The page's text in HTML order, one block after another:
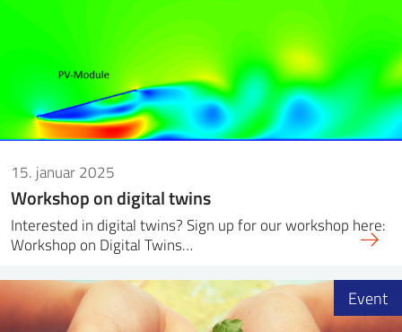
15. januar 2025
Workshop on digital twins
Interested in digital twins? Sign up for our workshop here:
Workshop on Digital Twins…
Event